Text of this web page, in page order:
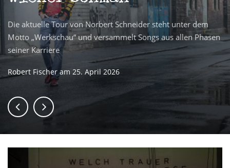
Die aktuelle Tour von Norbert Schneider steht unter dem
Motto „Werkschau“ und versammelt Songs aus allen Phasen
seiner Karriere
Robert Fischeram 25. April 2026